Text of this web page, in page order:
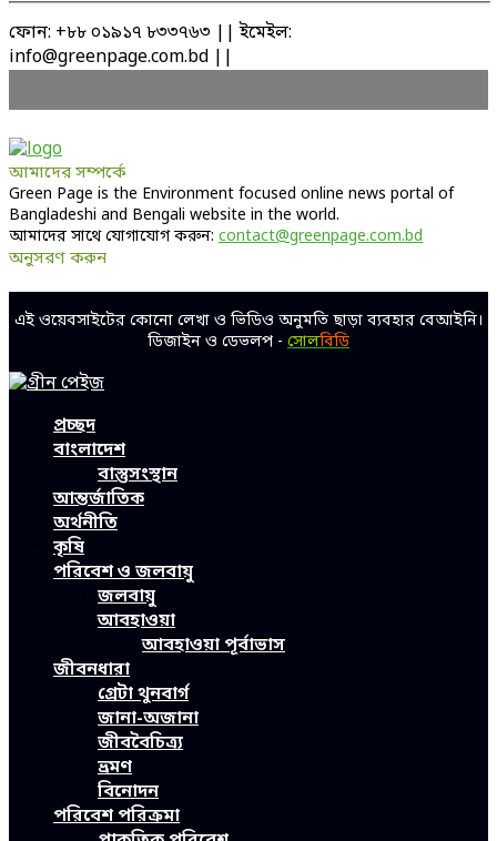
ফোন: +৮৮ ০১৯১৭ ৮৩৩৭৬৩ || ইমেইল:
info@greenpage.com.bd ||
আমাদের সম্পর্কে
Green Page is the Environment focused online news portal of
Bangladeshi and Bengali website in the world.
আমাদের সাথে যোগাযোগ করুন: contact@greenpage.com.bd
অনুসরণ করুন
এই ওয়েবসাইটের কোনো লেখা ও ভিডিও অনুমতি ছাড়া ব্যবহার বেআইনি।
ডিজাইন ও ডেভলপ - সোলবিডি
প্রচ্ছদ
বাংলাদেশ
বাস্তুসংস্থান
আন্তর্জাতিক
অর্থনীতি
কৃষি
পরিবেশ ও জলবায়ু
জলবায়ু
আবহাওয়া
আবহাওয়া পূর্বাভাস
জীবনধারা
গ্রেটা থুনবার্গ
জানা-অজানা
জীববৈচিত্র্য
ভ্রমণ
বিনোদন
পরিবেশ পরিক্রমা